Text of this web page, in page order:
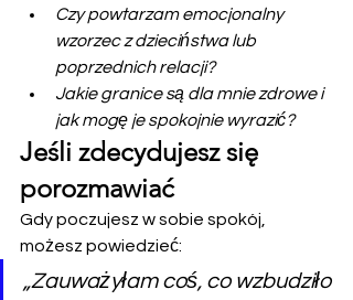
Czy powtarzam emocjonalny
wzorzec z dzieciństwa lub
poprzednich relacji?
Jakie granice są dla mnie zdrowe i
jak mogę je spokojnie wyrazić?
Jeśli zdecydujesz się
porozmawiać
Gdy poczujesz w sobie spokój,
możesz powiedzieć:
„Zauważyłam coś, co wzbudziło